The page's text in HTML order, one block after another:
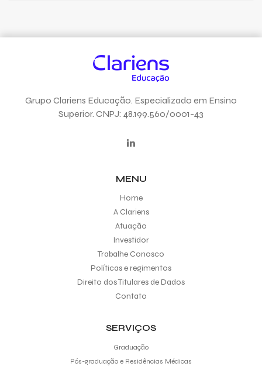
Grupo Clariens Educação. Especializado em Ensino
Superior. CNPJ: 48.199.560/0001-43
MENU
Home
A Clariens
Atuação
Investidor
Trabalhe Conosco
Políticas e regimentos
Direito dos Titulares de Dados
Contato
SERVIÇOS
Graduação
Pós-graduação e Residências Médicas